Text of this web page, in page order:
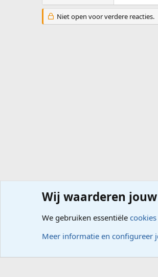
Niet open voor verdere reacties.
Forums Computerproblemen
Wij waarderen
We gebruiken essentiële cookies
Meer informatie en configureer